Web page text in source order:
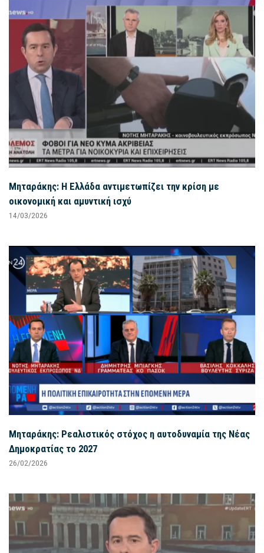
Μηταράκης: Η Ελλάδα αντιμετωπίζει την κρίση με
οικονομική και αμυντική ισχύ
14/03/2026
Μηταράκης: Ρεαλιστικός στόχος η αυτοδυναμία της Νέας
Δημοκρατίας το 2027
26/02/2026